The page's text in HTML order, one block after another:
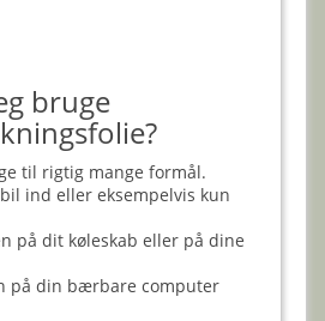
bruge
til rigtig mange formål.
ind eller eksempelvis kun
på dit køleskab eller på dine
på din bærbare computer